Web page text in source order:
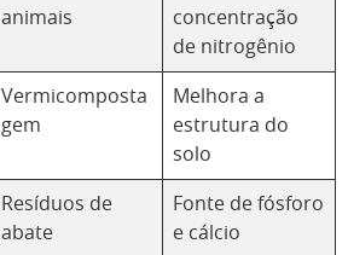
animais
concentração
de nitrogênio
Vermicomposta
gem
Melhora a
estrutura do
solo
Resíduos de
abate
Fonte de fósforo
e cálcio